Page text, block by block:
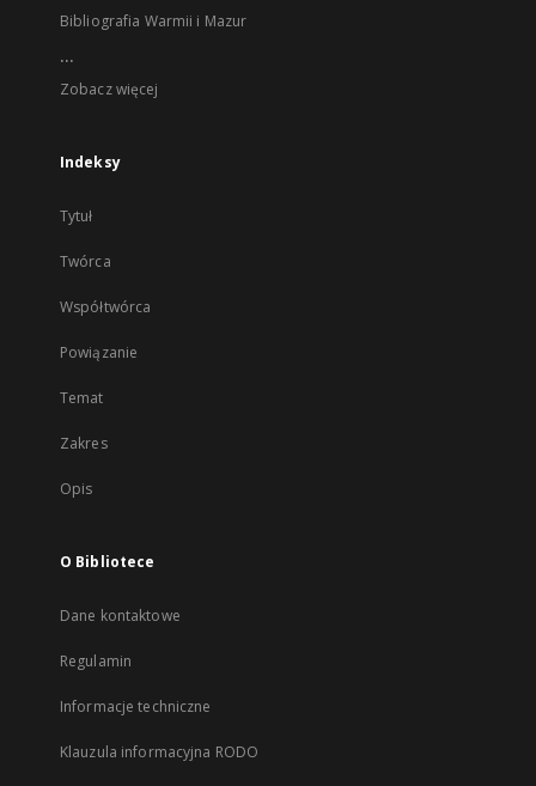
Bibliografia Warmii i Mazur
...
Zobacz więcej
Indeksy
Tytuł
Twórca
Współtwórca
Powiązanie
Temat
Zakres
Opis
O Bibliotece
Dane kontaktowe
Regulamin
Informacje techniczne
Klauzula informacyjna RODO